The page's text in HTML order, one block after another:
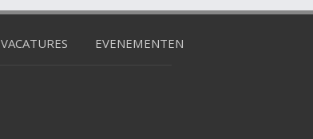
VACATURES EVENEMENTEN